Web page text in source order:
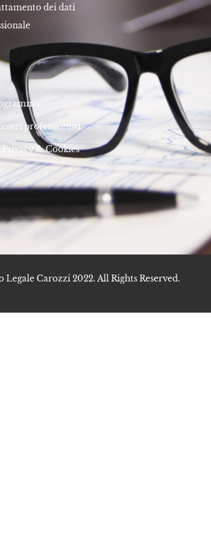
dei dati
professionisti
& Cookies
Carozzi 2022. All Rights Reserved.